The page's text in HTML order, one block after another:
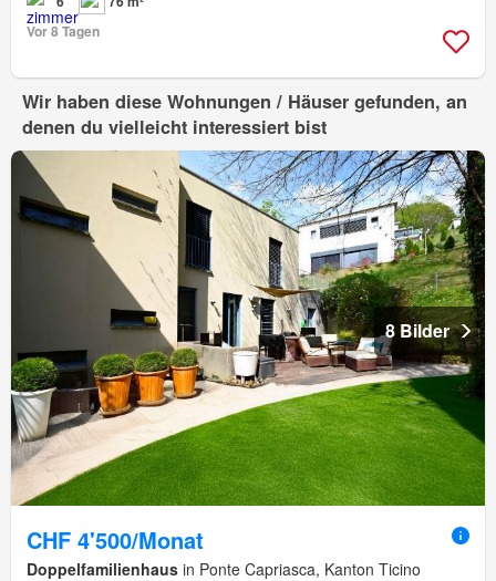
Vor 8 Tagen
Wir haben diese Wohnungen / Häuser gefunden, an
denen du vielleicht interessiert bist
8 Bilder
CHF 4'500/Monat
Doppelfamilienhaus in Ponte Capriasca, Kanton Ticino